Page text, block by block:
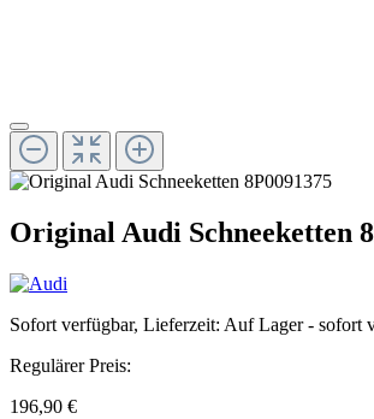
Original Audi Schneeketten
Sofort verfügbar, Lieferzeit: Auf Lager - sofort
Regulärer Preis:
196,90 €